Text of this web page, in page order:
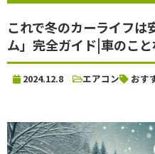
これで冬のカーライフは
ム」完全ガイド|車のこ
2024.12.8 エアコン おす